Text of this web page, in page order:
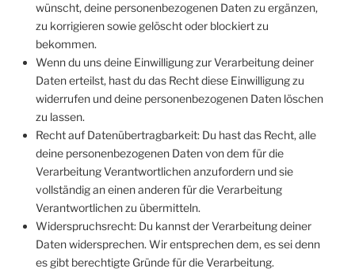
wünscht, deine personenbezogenen Daten zu ergänzen,
zu korrigieren sowie gelöscht oder blockiert zu
bekommen.
Wenn du uns deine Einwilligung zur Verarbeitung deiner
Daten erteilst, hast du das Recht diese Einwilligung zu
widerrufen und deine personenbezogenen Daten löschen
zu lassen.
Recht auf Datenübertragbarkeit: Du hast das Recht, alle
deine personenbezogenen Daten von dem für die
Verarbeitung Verantwortlichen anzufordern und sie
vollständig an einen anderen für die Verarbeitung
Verantwortlichen zu übermitteln.
Widerspruchsrecht: Du kannst der Verarbeitung deiner
Daten widersprechen. Wir entsprechen dem, es sei denn
es gibt berechtigte Gründe für die Verarbeitung.